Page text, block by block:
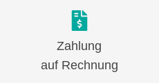
Zahlung
auf Rechnung